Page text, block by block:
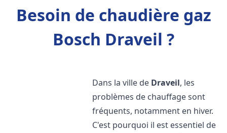
Besoin de chaudière gaz
Bosch Draveil ?
Dans la ville de Draveil, les
problèmes de chauffage sont
fréquents, notamment en hiver.
C'est pourquoi il est essentiel de